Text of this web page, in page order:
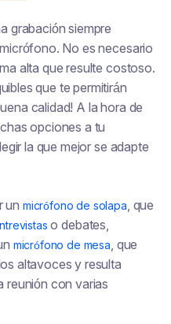
grabación siempre
No es necesario
alta que resulte costoso.
que te permitirán
calidad! A la hora de
opciones a tu
la que mejor se adapte
un micrófono de solapa, que
o debates,
micrófono de mesa, que
altavoces y resulta
reunión con varias